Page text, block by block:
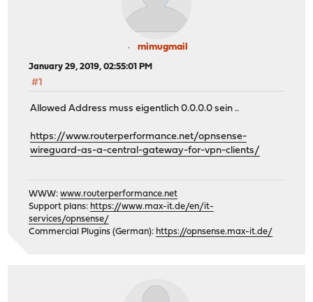
mimugmail
January 29, 2019, 02:55:01 PM
#1
Allowed Address muss eigentlich 0.0.0.0 sein ..
https://www.routerperformance.net/opnsense-
wireguard-as-a-central-gateway-for-vpn-clients/
WWW:www.routerperformance.net
Support plans: https://www.max-it.de/en/it-
services/opnsense/
Commercial Plugins (German): https://opnsense.max-it.de/